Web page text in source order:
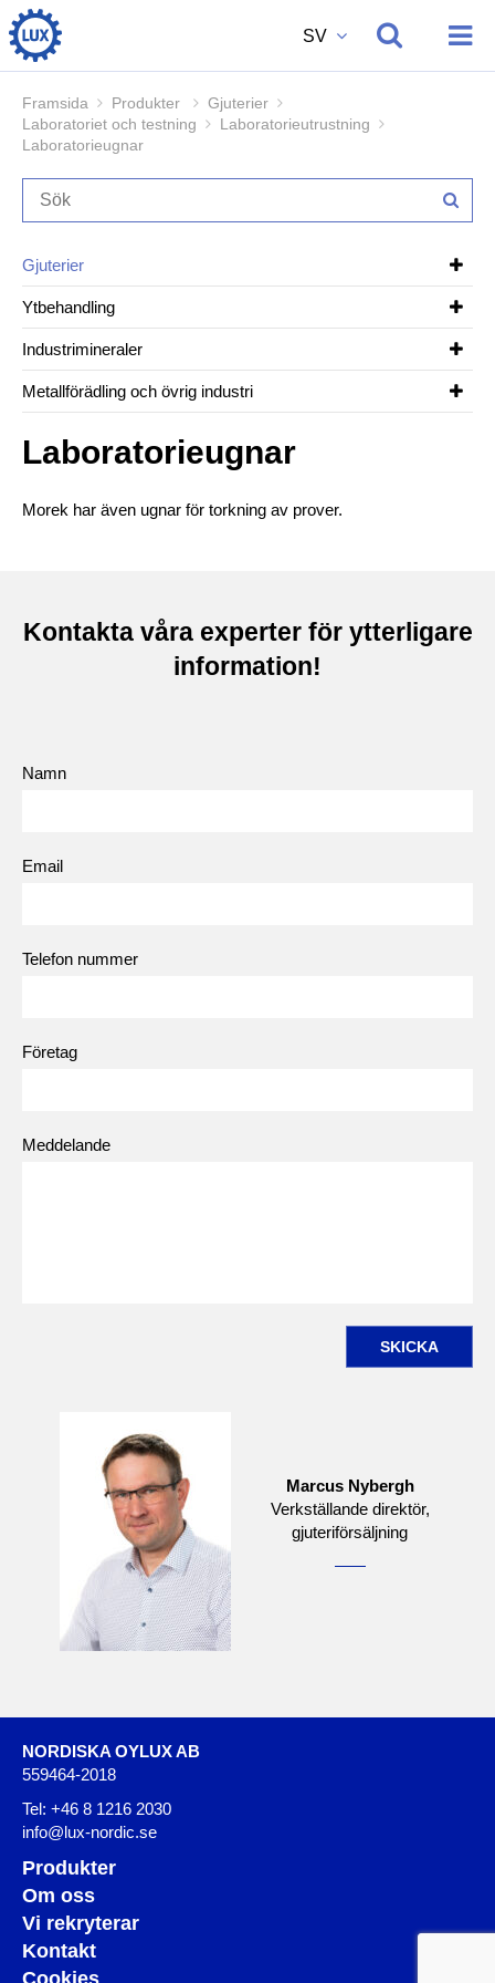
SV
Produkter
Vi rekryterar
Kontakt
Framsida Produkter
Gjuterier
Laboratoriet och testning
Laboratorieutrustning
Laboratorieugnar
Gjuterier
Ytbehandling
Industrimineraler
Metallförädling och övrig industri
Laboratorieugnar
Morek har även ugnar för torkning av prover.
Kontakta våra experter för ytterligare
information!
Namn
Email
Telefon nummer
Företag
Meddelande
SKICKA
Marcus Nybergh
Verkställande direktör,
gjuteriförsäljning
NORDISKA OYLUX AB
559464-2018
Tel: +46 8 1216 2030
info@lux-nordic.se
Produkter
Om oss
Vi rekryterar
Kontakt